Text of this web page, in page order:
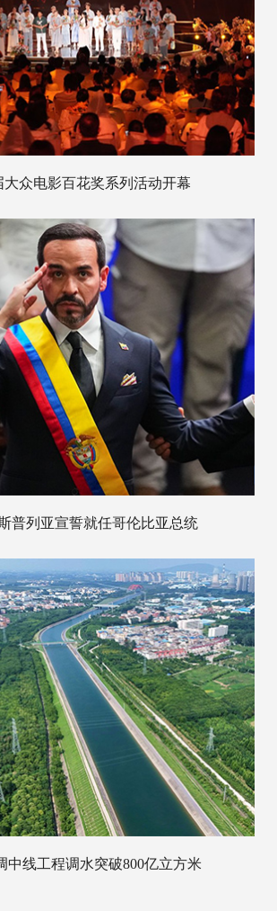
大众电影百花奖系列活动开幕
普列亚宣誓就任哥伦比亚总统
中线工程调水突破800亿立方米